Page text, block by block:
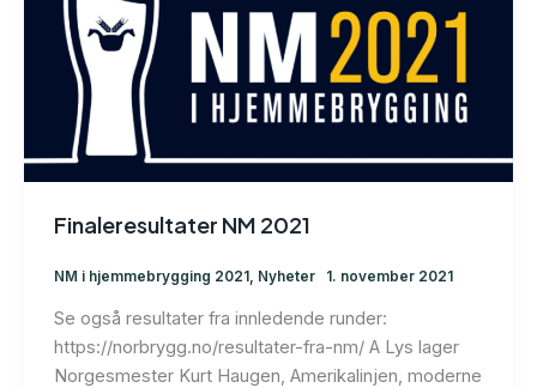
Finaleresultater NM 2021
NM i hjemmebrygging 2021, Nyheter 1. november 2021
Se også resultater fra innledende runder:
https://norbrygg.no/resultater-fra-nm/ A Lys lager
Norgesmester Kurt Haugen, Amerikalinjen, moderne